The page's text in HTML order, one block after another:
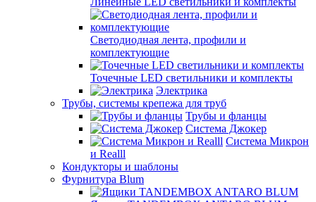
Светодиодная лента, профили и
комплектующие
Точечные LED светильники и комплекты
Электрика
Трубы, системы крепежа для труб
Трубы и фланцы
Система Джокер
Система Микрон
и Realll
Кондукторы и шаблоны
Фурнитура Blum